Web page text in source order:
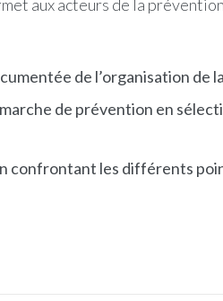
aux acteurs de la
de l’organisation de
de prévention en
confrontant les différents